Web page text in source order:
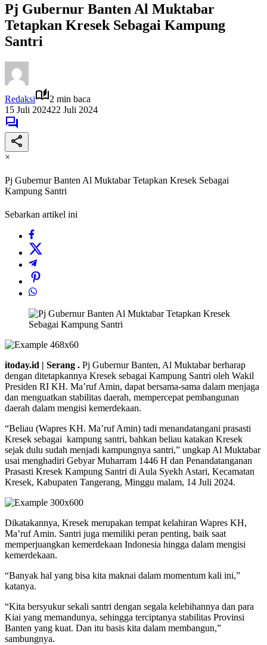
Pj Gubernur Banten Al Muktabar
Tetapkan Kresek Sebagai Kampung
Santri
Redaksi
2 min baca
15 Juli 202422 Juli 2024
×
Pj Gubernur Banten Al Muktabar Tetapkan Kresek Sebagai
Kampung Santri
Sebarkan artikel ini
itoday.id | Serang . Pj Gubernur Banten, Al Muktabar berharap
dengan ditetapkannya Kresek sebagai Kampung Santri oleh Wakil
Presiden RI KH. Ma’ruf Amin, dapat bersama-sama dalam menjaga
dan menguatkan stabilitas daerah, mempercepat pembangunan
daerah dalam mengisi kemerdekaan.
“Beliau (Wapres KH. Ma’ruf Amin) tadi menandatangani prasasti
Kresek sebagai kampung santri, bahkan beliau katakan Kresek
sejak dulu sudah menjadi kampungnya santri,” ungkap Al Muktabar
usai menghadiri Gebyar Muharram 1446 H dan Penandatanganan
Prasasti Kresek Kampung Santri di Aula Syekh Astari, Kecamatan
Kresek, Kabupaten Tangerang, Minggu malam, 14 Juli 2024.
Dikatakannya, Kresek merupakan tempat kelahiran Wapres KH,
Ma’ruf Amin. Santri juga memiliki peran penting, baik saat
memperjuangkan kemerdekaan Indonesia hingga dalam mengisi
kemerdekaan.
“Banyak hal yang bisa kita maknai dalam momentum kali ini,”
katanya.
“Kita bersyukur sekali santri dengan segala kelebihannya dan para
Kiai yang memandunya, sehingga terciptanya stabilitas Provinsi
Banten yang kuat. Dan itu basis kita dalam membangun,”
sambungnya.